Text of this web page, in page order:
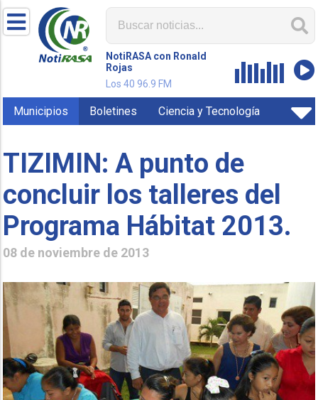
NotiRASA con Ronald
Rojas
Los 40 96.9 FM
Municipios Boletines Ciencia y Tecnología
TIZIMIN: A punto de
concluir los talleres del
Programa Hábitat 2013.
08 de noviembre de 2013